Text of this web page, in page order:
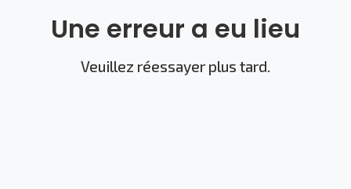
Une erreur a eu lieu
Veuillez réessayer plus tard.